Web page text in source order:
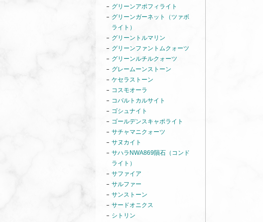
グリーンアポフィライト
グリーンガーネット（ツァボ
ライト）
グリーントルマリン
グリーンファントムクォーツ
グリーンルチルクォーツ
グレームーンストーン
ケセラストーン
コスモオーラ
コバルトカルサイト
ゴシュナイト
ゴールデンスキャポライト
サチャマニクォーツ
サヌカイト
サハラNWA869隕石（コンド
ライト）
サファイア
サルファー
サンストーン
サードオニクス
シトリン